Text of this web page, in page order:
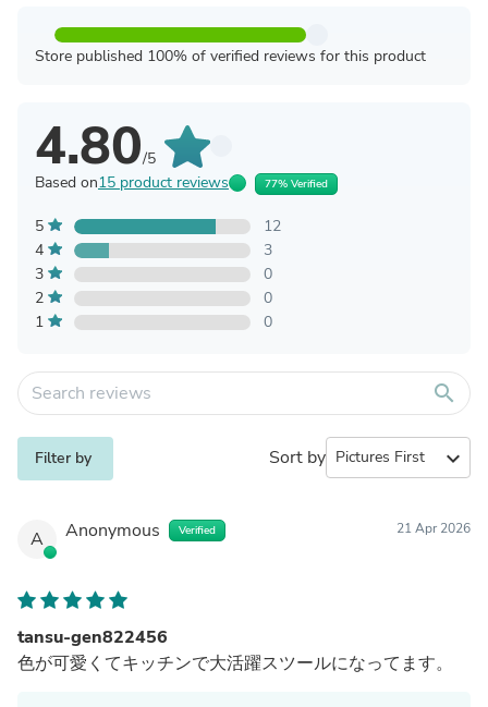
Store published 100% of verified reviews for this product
4.80/5
Based on15 product reviews 77% Verified
5
12
4
3
3
0
2
0
1
0
search
Filter by Sort by expand_more
A Anonymous Verified 21 Apr 2026
tansu-gen822456
色が可愛くてキッチンで大活躍スツールになってます。